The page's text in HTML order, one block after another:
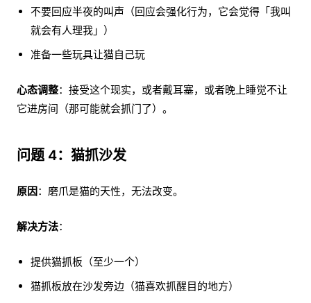
不要回应半夜的叫声（回应会强化行为，它会觉得「我叫
就会有人理我」）
准备一些玩具让猫自己玩
心态调整：接受这个现实，或者戴耳塞，或者晚上睡觉不让
它进房间（那可能就会抓门了）。
问题 4：猫抓沙发
原因 ：磨爪是猫的天性，无法改变。
解决方法：
提供猫抓板（至少一个）
猫抓板放在沙发旁边（猫喜欢抓醒目的地方）